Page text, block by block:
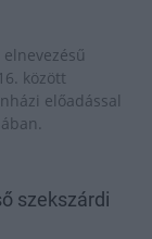
között
előadással
szekszárdi